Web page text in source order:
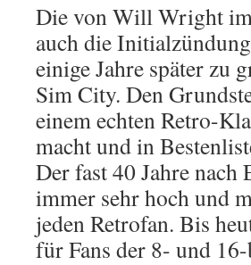
Die von Will Wright
auch die
einige Jahre später zu
Sim City. Den
einem echten Retro-
macht und in
Der fast 40 Jahre
immer sehr hoch und
jeden Retrofan. Bis
für Fans der 8- und